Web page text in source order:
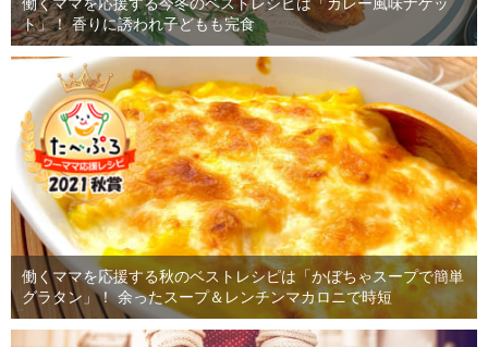
働くママを応援する今冬のベストレシピは「カレー風味ナゲッ
ト」！ 香りに誘われ子どもも完食
働くママを応援する秋のベストレシピは「かぼちゃスープで簡単
グラタン」！ 余ったスープ＆レンチンマカロニで時短